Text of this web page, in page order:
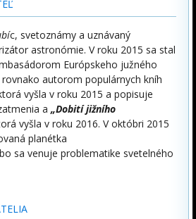
c, svetoznámy a uznávaný
astronómie. V roku 2015 sa stal
Európskeho južného
rovnako autorom populárnych kníh
vyšla v roku 2015 a popisuje
a „Dobití jižního
vyšla v roku 2016. V októbri 2015
planétka
sa venuje problematike svetelného